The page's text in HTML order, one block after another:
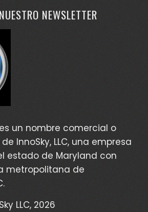
NEWSLETTER
un nombre comercial o
InnoSky, LLC, una empresa
estado de Maryland con
metropolitana de
LLC, 2026